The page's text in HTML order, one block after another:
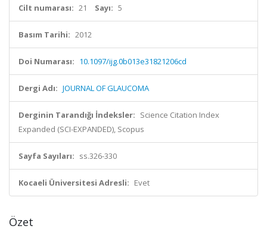
Cilt numarası: 21 Sayı: 5
Basım Tarihi: 2012
Doi Numarası: 10.1097/ijg.0b013e31821206cd
Dergi Adı: JOURNAL OF GLAUCOMA
Derginin Tarandığı İndeksler: Science Citation Index
Expanded (SCI-EXPANDED), Scopus
Sayfa Sayıları: ss.326-330
Kocaeli Üniversitesi Adresli: Evet
Özet